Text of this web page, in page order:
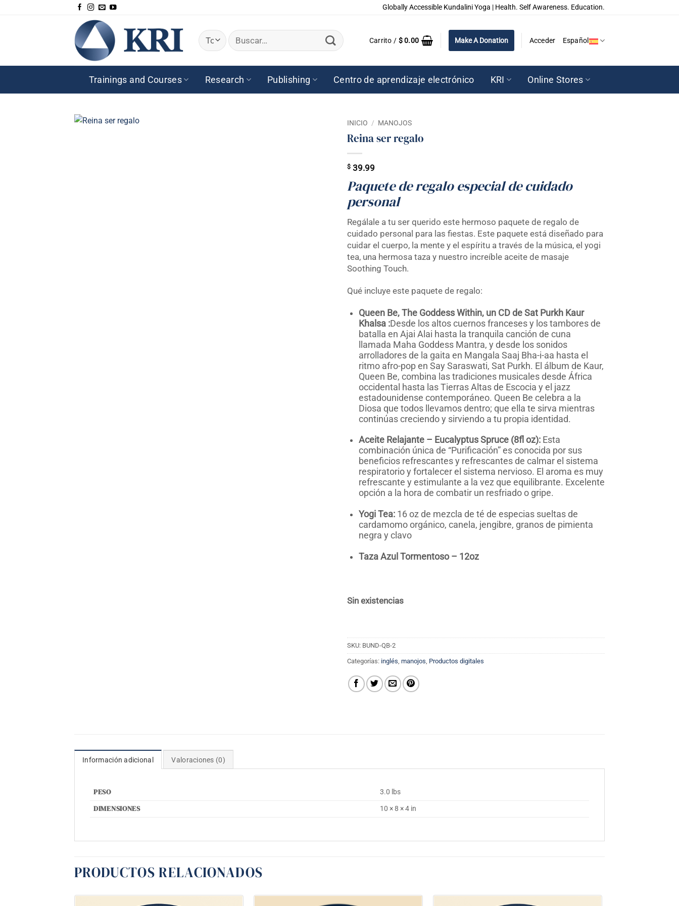
Globally Accessible Kundalini Yoga | Health. Self Awareness. Education.
Buscar
por:
Carrito / $0.00 Make A Donation Acceder Español
Trainings and Courses Research Publishing Centro de aprendizaje electrónico KRI Online Stores
INICIO / MANOJOS
Reina ser regalo
$ 39.99
Paquete de regalo especial de cuidado
personal
Regálale a tu ser querido este hermoso paquete de regalo de
cuidado personal para las fiestas. Este paquete está diseñado para
cuidar el cuerpo, la mente y el espíritu a través de la música, el yogi
tea, una hermosa taza y nuestro increíble aceite de masaje
Soothing Touch.
Qué incluye este paquete de regalo:
Queen Be, The Goddess Within, un CD de Sat Purkh Kaur
Khalsa :Desde los altos cuernos franceses y los tambores de
batalla en Ajai Alai hasta la tranquila canción de cuna
llamada Maha Goddess Mantra, y desde los sonidos
arrolladores de la gaita en Mangala Saaj Bha-i-aa hasta el
ritmo afro-pop en Say Saraswati, Sat Purkh. El álbum de Kaur,
Queen Be, combina las tradiciones musicales desde África
occidental hasta las Tierras Altas de Escocia y el jazz
estadounidense contemporáneo. Queen Be celebra a la
Diosa que todos llevamos dentro; que ella te sirva mientras
continúas creciendo y sirviendo a tu propia identidad.
Aceite Relajante – Eucalyptus Spruce (8fl oz): Esta
combinación única de “Purificación” es conocida por sus
beneficios refrescantes y refrescantes de calmar el sistema
respiratorio y fortalecer el sistema nervioso. El aroma es muy
refrescante y estimulante a la vez que equilibrante. Excelente
opción a la hora de combatir un resfriado o gripe.
Yogi Tea: 16 oz de mezcla de té de especias sueltas de
cardamomo orgánico, canela, jengibre, granos de pimienta
negra y clavo
Taza Azul Tormentoso – 12oz
Sin existencias
SKU: BUND-QB-2
Categorías: inglés, manojos, Productos digitales
Información adicional Valoraciones (0)
PESO 3.0 lbs
DIMENSIONES 10 × 8 × 4 in
PRODUCTOS RELACIONADOS